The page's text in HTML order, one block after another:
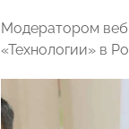
Модератором
«Технологии» в